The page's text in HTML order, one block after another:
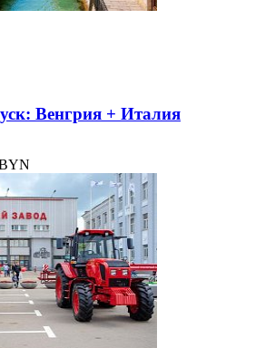
Венгрия + Италия